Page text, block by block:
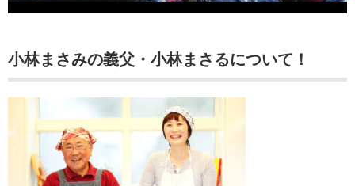
小林まさみの義父・小林まさるについて！